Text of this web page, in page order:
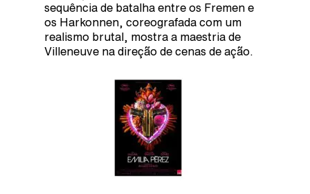
sequência de batalha entre os Fremen e
os Harkonnen, coreografada com um
realismo brutal, mostra a maestria de
Villeneuve na direção de cenas de ação.